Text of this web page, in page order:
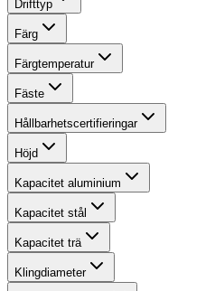
Drifttyp
Färg
Färgtemperatur
Fäste
Hållbarhetscertifieringar
Höjd
Kapacitet aluminium
Kapacitet stål
Kapacitet trä
Klingdiameter